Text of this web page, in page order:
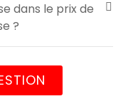
dans le prix de
?